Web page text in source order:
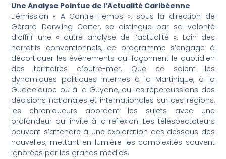
Une Analyse Pointue de l’Actualité Caribéenne
L’émission « A Contre Temps », sous la direction de
Gérard Dorwling Carter, se distingue par sa volonté
d’offrir une « autre analyse de l’actualité ». Loin des
narratifs conventionnels, ce programme s’engage à
décortiquer les événements qui façonnent le quotidien
des territoires d’outre-mer. Que ce soient les
dynamiques politiques internes à la Martinique, à la
Guadeloupe ou à la Guyane, ou les répercussions des
décisions nationales et internationales sur ces régions,
les chroniqueurs abordent les sujets avec une
profondeur qui invite à la réflexion. Les téléspectateurs
peuvent s’attendre à une exploration des dessous des
nouvelles, mettant en lumière les complexités souvent
ignorées par les grands médias.